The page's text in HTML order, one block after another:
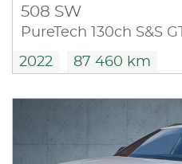
508 SW
PureTech 130ch S&S
2022 87 460 km